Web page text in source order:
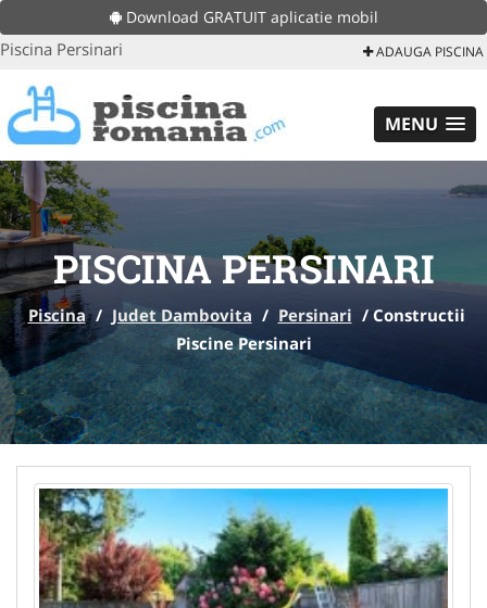
Download GRATUIT aplicatie mobil
Piscina Persinari ADAUGA PISCINA
MENU
PISCINA PERSINARI
Piscina / Judet Dambovita / Persinari / Constructii
Piscine Persinari